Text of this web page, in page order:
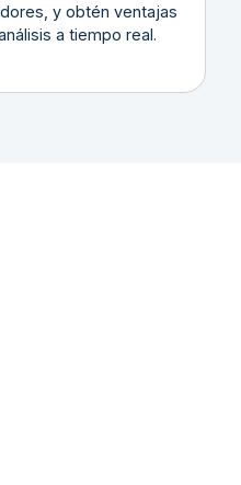
y obtén ventajas
a tiempo real.